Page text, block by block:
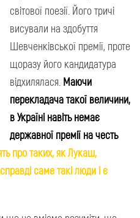
світової поезії. Його тричі
висували на здобуття
Шевченківської премії, проте
щоразу його кандидатура
відхилялася. Маючи
перекладача такої величини,
в Україні навіть немає
державної премії на честь
про таких, як Лукаш,
саме такі люди і є